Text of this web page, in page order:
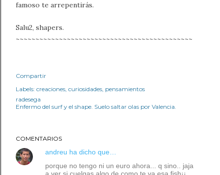
famoso te arrepentirás.
Salu2, shapers.
~~~~~~~~~~~~~~~~~~~~~~~~~~~~~~~~~~~~~~~~~~~~~
Compartir
Labels: creaciones curiosidades pensamientos
radesega
Enfermo del surf y el shape. Suelo saltar olas por Valencia.
COMENTARIOS
andreu ha dicho que…
porque no tengo ni un euro ahora... q sino.. jaja